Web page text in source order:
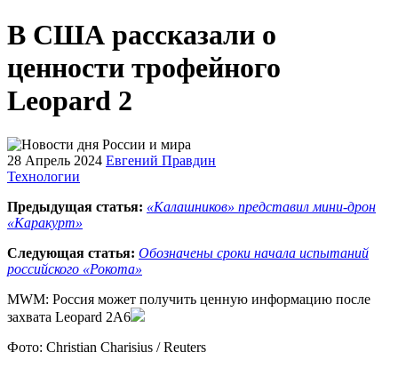
В США рассказали о
ценности трофейного
Leopard 2
28 Апрель 2024 Евгений Правдин
Технологии
Предыдущая статья: «Калашников» представил мини-дрон
«Каракурт»
Следующая статья: Обозначены сроки начала испытаний
российского «Рокота»
MWM: Россия может получить ценную информацию после
захвата Leopard 2A6
Фото: Christian Charisius / Reuters